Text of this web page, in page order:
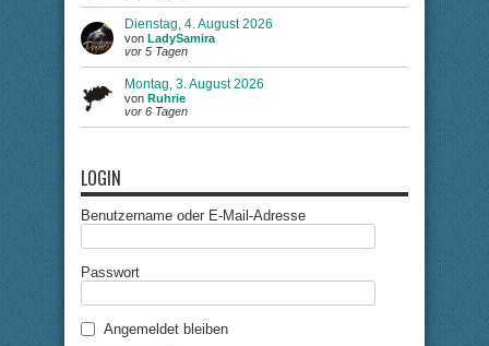
Dienstag, 4. August 2026
von LadySamira
vor 5 Tagen
Montag, 3. August 2026
von Ruhrie
vor 6 Tagen
LOGIN
Benutzername oder E-Mail-Adresse
Passwort
Angemeldet bleiben